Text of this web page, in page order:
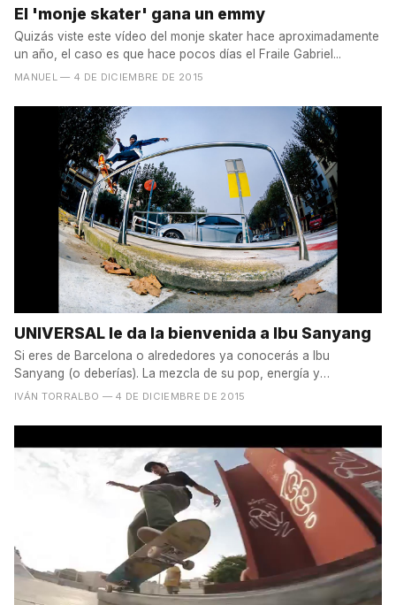
El 'monje skater' gana un emmy
Quizás viste este vídeo del monje skater hace aproximadamente
un año, el caso es que hace pocos días el Fraile Gabriel...
MANUEL — 4 DE DICIEMBRE DE 2015
UNIVERSAL le da la bienvenida a Ibu Sanyang
Si eres de Barcelona o alrededores ya conocerás a Ibu
Sanyang (o deberías). La mezcla de su pop, energía y
velocidad...
IVÁN TORRALBO — 4 DE DICIEMBRE DE 2015